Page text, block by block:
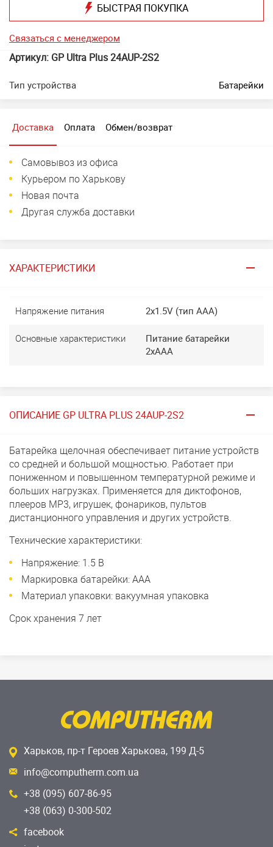
БЫСТРАЯ ПОКУПКА
Связаться с менеджером
Артикул: GP Ultra Plus 24AUP-2S2
Тип устройства Батарейки
Доставка Оплата Обмен/возврат
Самовывоз из офиса
Курьером по Харькову
Новая почта
Другая служба доставки
ХАРАКТЕРИСТИКИ
Напряжение питания 2x1.5V (тип ААА)
Основные характеристики
Питание батарейки
2хААА
ОПИСАНИЕ GP ULTRA PLUS 24AUP-2S2
Батарейка щелочная обеспечивает питание устройств
со средней и большой мощностью. Работает при
пониженном и повышенном температурной режиме и
больших нагрузках. Применяется для диктофонов,
плееров МР3, игрушек, фонариков, пультов
дистанционного управления и других устройств.
Технические характеристики:
Напряжение: 1.5 В
Маркировка батарейки: AАA
Материал упаковки: вакуумная упаковка
Срок хранения 7 лет
Харьков, пр-т Героев Харькова, 199 Д-5
info@computherm.com.ua
+38 (095) 607-86-95
+38 (063) 0-300-502
facebook